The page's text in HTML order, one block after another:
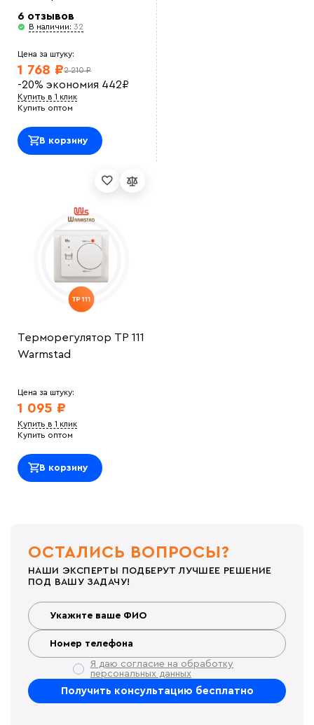
6 отзывов
В наличии: 32
Цена за штуку:
2 210 ₽
1 768 ₽
-20% экономия 442₽
Купить в 1 клик
Купить оптом
В корзину
Терморегулятор ТР 111
Warmstad
Цена за штуку:
1 095 ₽
Купить в 1 клик
Купить оптом
В корзину
ОСТАЛИСЬ ВОПРОСЫ?
НАШИ ЭКСПЕРТЫ ПОДБЕРУТ ЛУЧШЕЕ РЕШЕНИЕ
ПОД ВАШУ ЗАДАЧУ!
Я даю согласие на обработку
персональных данных